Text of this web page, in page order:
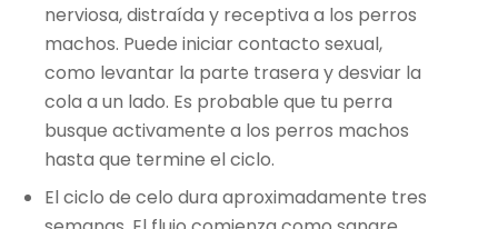
nerviosa, distraída y receptiva a los perros
machos. Puede iniciar contacto sexual,
como levantar la parte trasera y desviar la
cola a un lado. Es probable que tu perra
busque activamente a los perros machos
hasta que termine el ciclo.
El ciclo de celo dura aproximadamente tres